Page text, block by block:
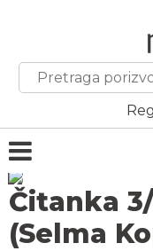
Čitanka
(Selma